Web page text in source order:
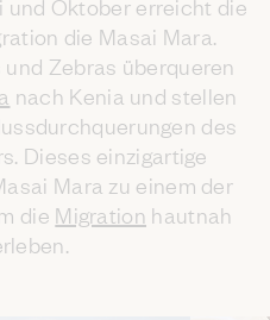
Oktober erreicht die
die Masai Mara.
Zebras überqueren
nach Kenia und stellen
des
Dieses einzigartige
Mara zu einem der
die Migration hautnah